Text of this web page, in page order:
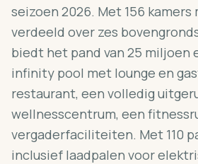
seizoen 2026. Met 156
verdeeld over zes
biedt het pand van 25 miljoen
infinity pool met lounge en
restaurant, een volledig
wellnesscentrum, een
vergaderfaciliteiten. Met 110
inclusief laadpalen voor